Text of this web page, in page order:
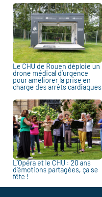
Le CHU de Rouen déploie un
drone médical d’urgence
pour améliorer la prise en
charge des arrêts cardiaques
L’Opéra et le CHU : 20 ans
d’émotions partagées, ça se
fête !